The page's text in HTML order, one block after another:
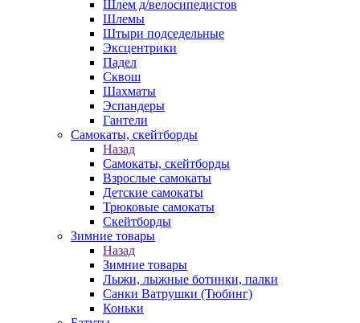
Шлем д/велосипедистов
Шлемы
Штыри подседельные
Эксцентрики
Падел
Сквош
Шахматы
Эспандеры
Гантели
Самокаты, скейтборды
Назад
Самокаты, скейтборды
Взрослые самокаты
Детские самокаты
Трюковые самокаты
Скейтборды
Зимние товары
Назад
Зимние товары
Лыжи, лыжные ботинки, палки
Санки Ватрушки (Тюбинг)
Коньки